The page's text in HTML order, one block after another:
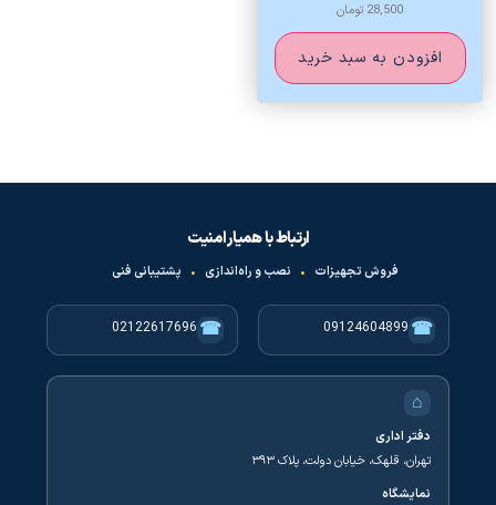
28,500 تومان
افزودن به سبد خرید
ارتباط با همیار امنیت
فروش تجهیزات • نصب و راه‌اندازی • پشتیبانی فنی
☎
09124604899
☎
02122617696
⌂
دفتر اداری
تهران، قلهک، خیابان دولت، پلاک ۳۹۳
نمایشگاه